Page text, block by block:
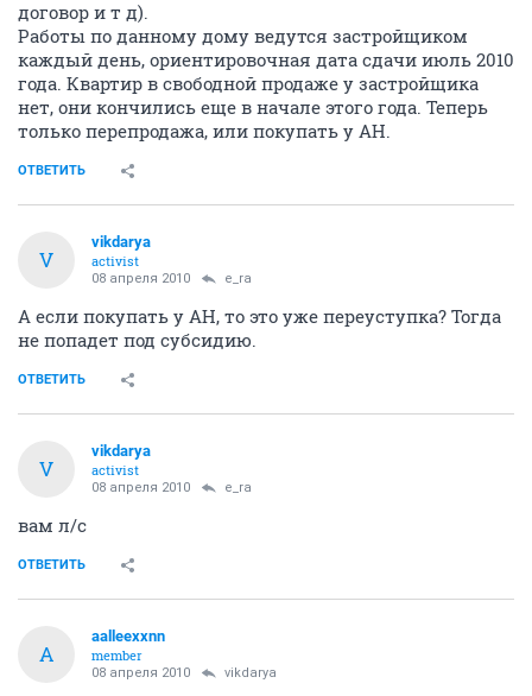
договор и т д).
Работы по данному дому ведутся застройщиком
каждый день, ориентировочная дата сдачи июль 2010
года. Квартир в свободной продаже у застройщика
нет, они кончились еще в начале этого года. Теперь
только перепродажа, или покупать у АН.
ОТВЕТИТЬ
V
vikdarya
activist
08 апреля 2010 e_ra
А если покупать у АН, то это уже переуступка? Тогда
не попадет под субсидию.
ОТВЕТИТЬ
V
vikdarya
activist
08 апреля 2010 e_ra
вам л/с
ОТВЕТИТЬ
A
aalleexxnn
member
08 апреля 2010 vikdarya